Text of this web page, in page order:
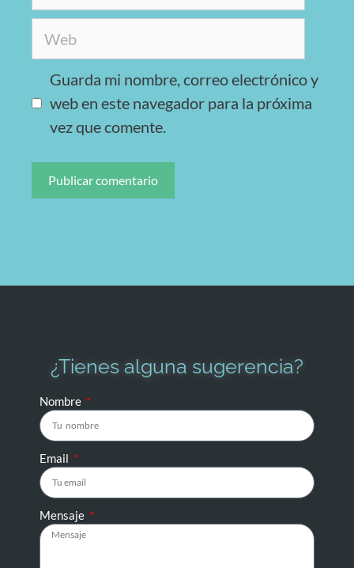
Guarda mi nombre, correo electrónico y
web en este navegador para la próxima
vez que comente.
¿Tienes alguna sugerencia?
Nombre
Email
Mensaje